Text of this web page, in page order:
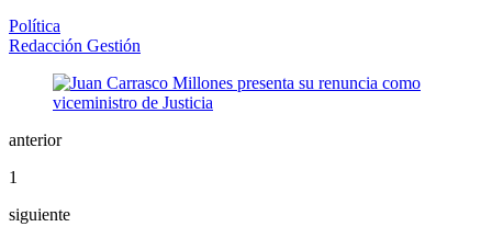
Política
Redacción Gestión
anterior
1
siguiente